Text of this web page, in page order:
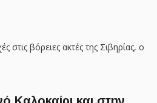
στις βόρειες ακτές της Σιβηρίας, ο